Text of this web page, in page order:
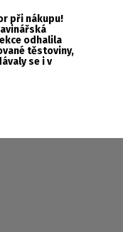
při nákupu!
odhalila
těstoviny,
se i v